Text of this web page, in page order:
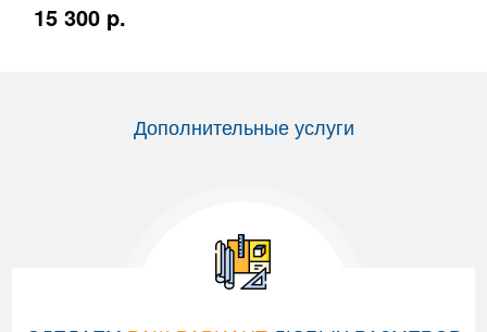
15 300 p.
Дополнительные услуги